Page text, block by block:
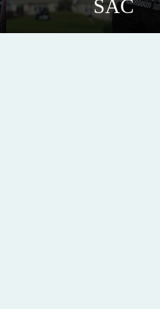
SẮC
học sinh chuẩn bị và xây dựng
của riêng mình.